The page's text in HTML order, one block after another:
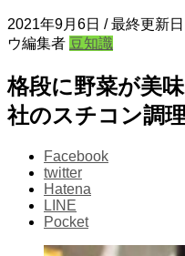
2021年9月6日 / 最終更新日
ウ編集者 豆知識
格段に野菜が美
社のスチコン調
Facebook
twitter
Hatena
LINE
Pocket